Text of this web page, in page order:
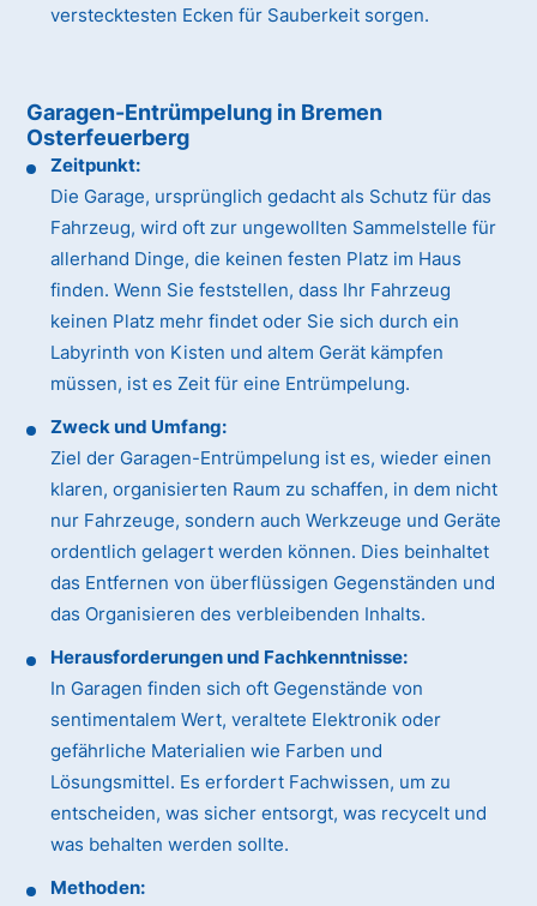
verstecktesten Ecken für Sauberkeit sorgen.
Garagen-Entrümpelung in Bremen
Osterfeuerberg
Zeitpunkt:
Die Garage, ursprünglich gedacht als Schutz für das
Fahrzeug, wird oft zur ungewollten Sammelstelle für
allerhand Dinge, die keinen festen Platz im Haus
finden. Wenn Sie feststellen, dass Ihr Fahrzeug
keinen Platz mehr findet oder Sie sich durch ein
Labyrinth von Kisten und altem Gerät kämpfen
müssen, ist es Zeit für eine Entrümpelung.
Zweck und Umfang:
Ziel der Garagen-Entrümpelung ist es, wieder einen
klaren, organisierten Raum zu schaffen, in dem nicht
nur Fahrzeuge, sondern auch Werkzeuge und Geräte
ordentlich gelagert werden können. Dies beinhaltet
das Entfernen von überflüssigen Gegenständen und
das Organisieren des verbleibenden Inhalts.
Herausforderungen und Fachkenntnisse:
In Garagen finden sich oft Gegenstände von
sentimentalem Wert, veraltete Elektronik oder
gefährliche Materialien wie Farben und
Lösungsmittel. Es erfordert Fachwissen, um zu
entscheiden, was sicher entsorgt, was recycelt und
was behalten werden sollte.
Methoden: